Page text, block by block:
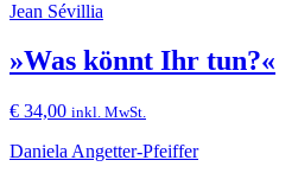
Jean Sévillia
»Was könnt Ihr tun?«
€ 34,00 inkl. MwSt.
Daniela Angetter-Pfeiffer